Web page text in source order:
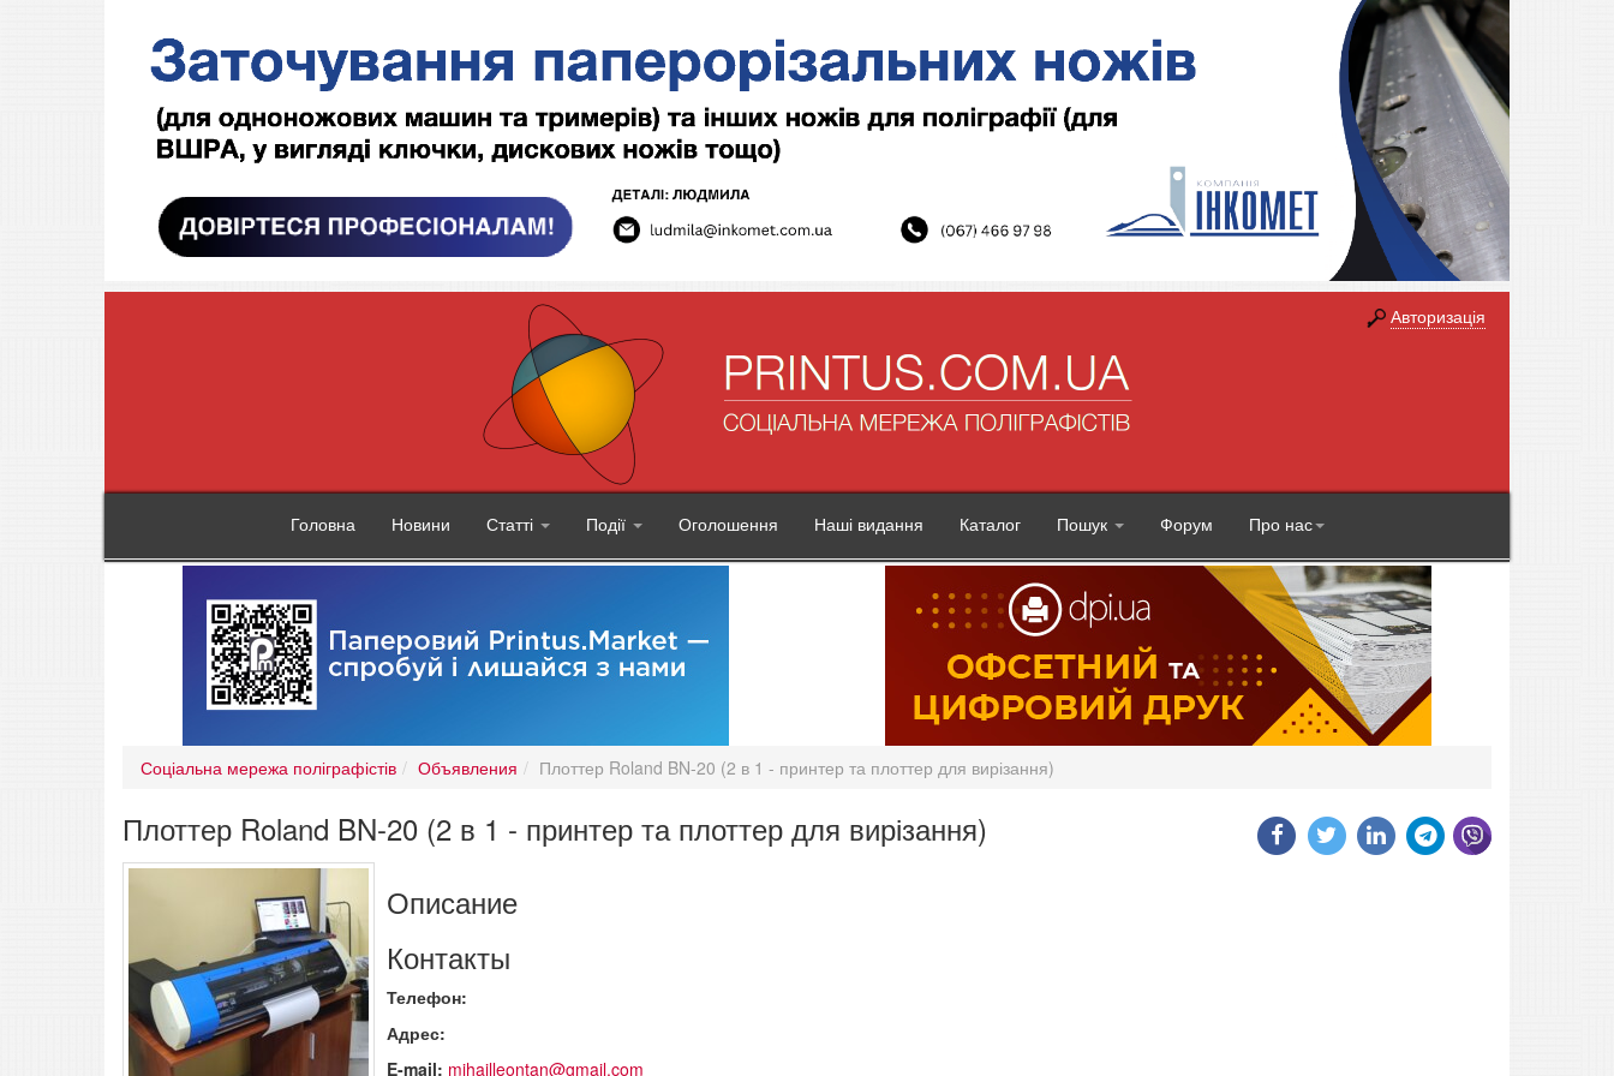
Авторизація
Головна Новини Статті Події Оголошення Наші видання Каталог Пошук Форум Про нас
Соціальна мережа поліграфістів Объявления Плоттер Roland BN-20 (2 в 1 - принтер та плоттер для вирізання)
Плоттер Roland BN-20 (2 в 1 - принтер та плоттер для вирізання)
Описание
Контакты
Телефон:
Адрес:
E-mail: mihailleontan@gmail.com